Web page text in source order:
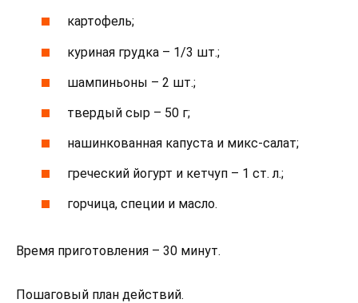
картофель;
куриная грудка – 1/3 шт.;
шампиньоны – 2 шт.;
твердый сыр – 50 г;
нашинкованная капуста и микс-салат;
греческий йогурт и кетчуп – 1 ст. л.;
горчица, специи и масло.
Время приготовления – 30 минут.
Пошаговый план действий.